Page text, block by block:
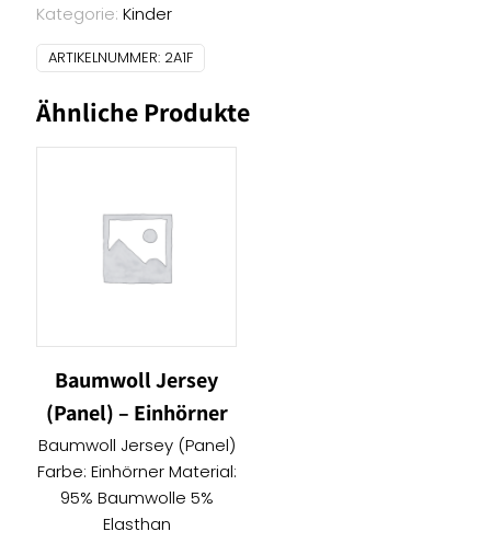
-
Panda
Menge
Kategorie: Kinder
ARTIKELNUMMER: 2A1F
Ähnliche Produkte
Baumwoll Jersey
(Panel) – Einhörner
Baumwoll Jersey (Panel)
Farbe: Einhörner Material:
95% Baumwolle 5%
Elasthan